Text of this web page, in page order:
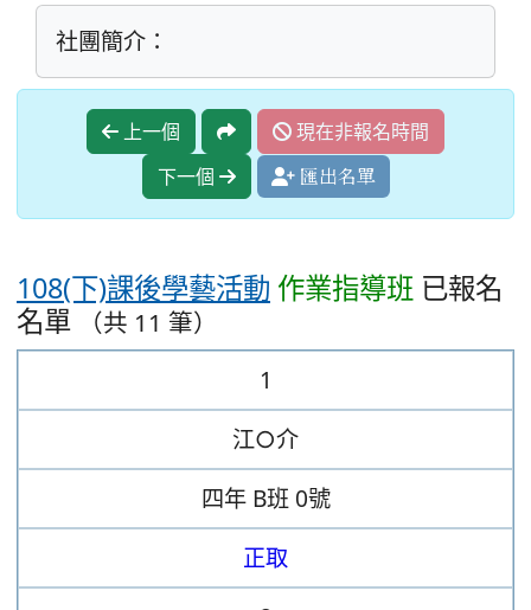
社團簡介：
上一個
現在非報名時間
下一個
匯出名單
108(下)課後學藝活動 作業指導班 已報名
名單
（共 11 筆）
1
江○介
四年 B班 0號
正取